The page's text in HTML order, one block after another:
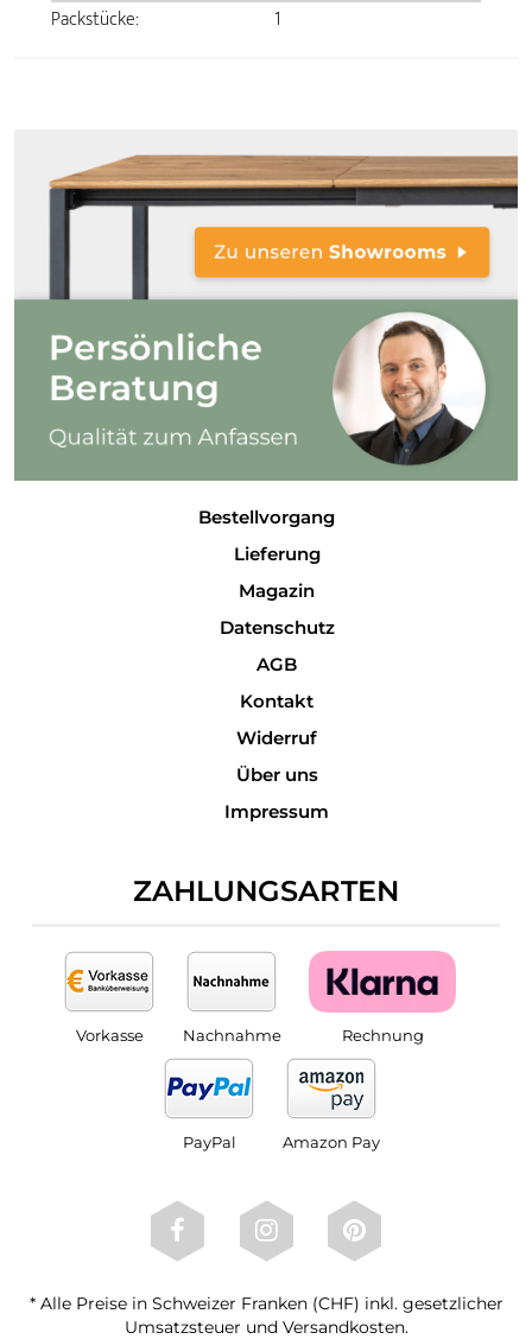
Packstücke:
1
Bestellvorgang
Lieferung
Magazin
Datenschutz
AGB
Kontakt
Widerruf
Über uns
Impressum
ZAHLUNGSARTEN
Vorkasse Nachnahme Rechnung
PayPal Amazon Pay
* Alle Preise in Schweizer Franken (CHF) inkl. gesetzlicher
Umsatzsteuer und Versandkosten.